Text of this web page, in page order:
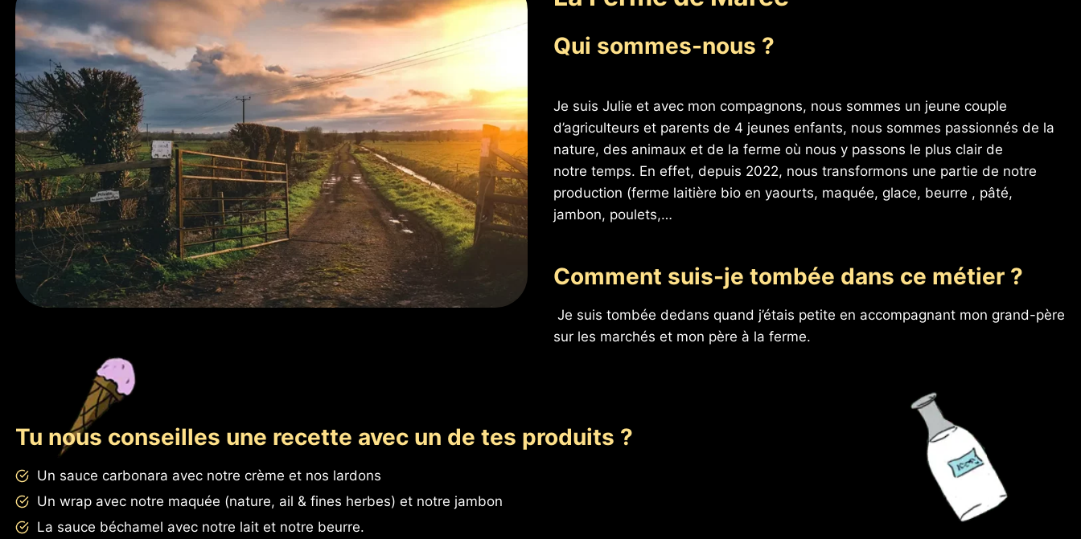
Qui sommes-nous ?
Je suis Julie et avec mon compagnons, nous sommes un jeune couple
d’agriculteurs et parents de 4 jeunes enfants, nous sommes passionnés de la
nature, des animaux et de la ferme où nous y passons le plus clair de
notre temps. En effet, depuis 2022, nous transformons une partie de notre
production (ferme laitière bio en yaourts, maquée, glace, beurre , pâté,
jambon, poulets,…
Comment suis-je tombée dans ce métier ?
Je suis tombée dedans quand j’étais petite en accompagnant mon grand-père
sur les marchés et mon père à la ferme.
Tu nous conseilles une recette avec un de tes produits ?
Un sauce carbonara avec notre crème et nos lardons
Un wrap avec notre maquée (nature, ail & fines herbes) et notre jambon
La sauce béchamel avec notre lait et notre beurre.